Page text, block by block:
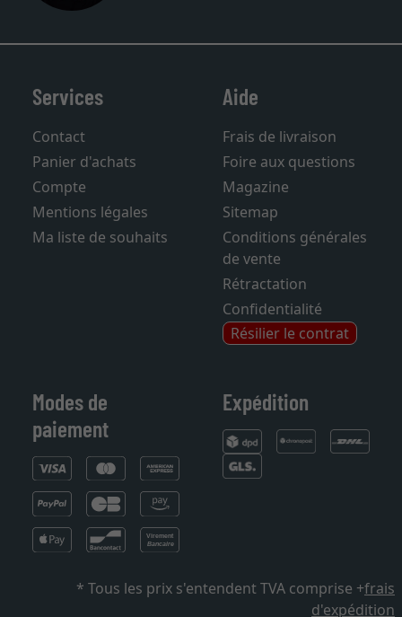
Services
Contact
Panier d'achats
Compte
Mentions légales
Ma liste de souhaits
Aide
Frais de livraison
Foire aux questions
Magazine
Sitemap
Conditions générales
de vente
Rétractation
Confidentialité
Résilier le contrat
Modes de
paiement
Expédition
* Tous les prix s'entendent TVA comprise +frais
d'expédition